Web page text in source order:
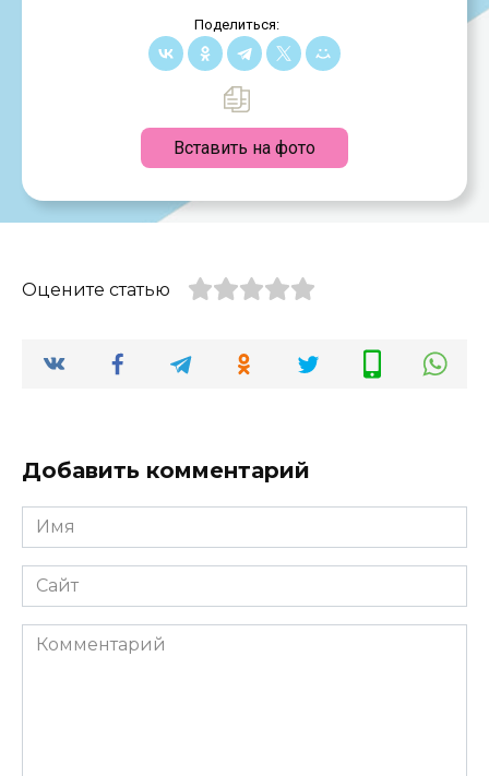
Поделиться:
Вставить на фото
Оцените статью
Добавить комментарий
Имя
*
Сайт
Комментарий